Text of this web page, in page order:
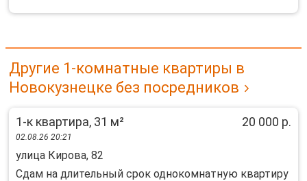
Другие 1-комнатные квартиры в
Новокузнецке без посредников
1-к квартира, 31 м² 20 000 р.
02.08.26 20:21
улица Кирова, 82
Сдам на длительный срок однокомнатную квартиру